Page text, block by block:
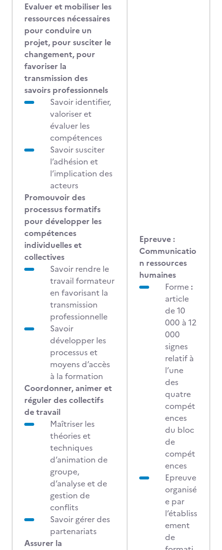
Evaluer et mobiliser les
ressources nécessaires
pour conduire un
projet, pour susciter le
changement, pour
favoriser la
transmission des
savoirs professionnels
Savoir identifier,
valoriser et
évaluer les
compétences
Savoir susciter
l’adhésion et
l’implication des
acteurs
Promouvoir des
processus formatifs
pour développer les
compétences
individuelles et
collectives
Savoir rendre le
travail formateur
en favorisant la
transmission
professionnelle
Savoir
développer les
processus et
moyens d’accès
à la formation
Coordonner, animer et
réguler des collectifs
de travail
Maîtriser les
théories et
techniques
d’animation de
groupe,
d’analyse et de
gestion de
conflits
Savoir gérer des
partenariats
Assurer la
Epreuve :
Communicatio
n ressources
humaines
Forme :
article
de 10
000 à 12
000
signes
relatif à
l’une
des
quatre
compét
ences
du bloc
de
compét
ences
Epreuve
organisé
e par
l’établiss
ement
de